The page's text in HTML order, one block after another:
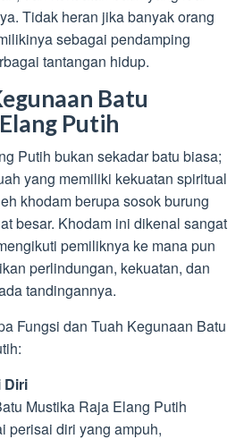
Tidak heran jika banyak orang
sebagai pendamping
tantangan hidup.
Batu
Putih
Putih bukan sekadar batu biasa;
yang memiliki kekuatan spiritual
khodam berupa sosok burung
besar. Khodam ini dikenal sangat
pemiliknya ke mana pun
perlindungan, kekuatan, dan
tandingannya.
Fungsi dan Tuah Kegunaan Batu
Diri
Mustika Raja Elang Putih
perisai diri yang ampuh,